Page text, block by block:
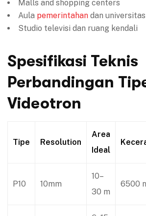
Malls and shopping centers
Aula pemerintahan dan universitas
Studio televisi dan ruang kendali
Spesifikasi Teknis
Perbandingan
Videotron
Tipe Resolution
Area
Ideal
P10 10mm
10–
30 m
6500